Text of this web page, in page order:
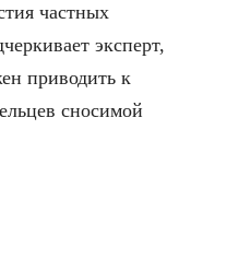
частных
эксперт,
приводить к
сносимой